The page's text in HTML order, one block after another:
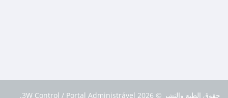
حقوق الطبع والنشر © 2026 3W Control / Portal Administrável.